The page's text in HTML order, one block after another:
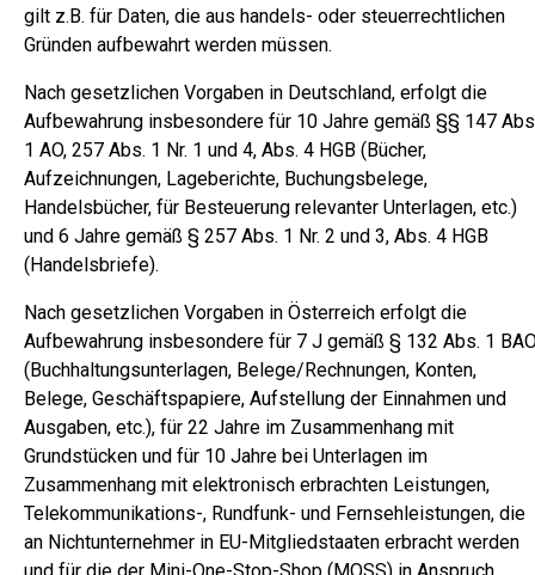
gilt z.B. für Daten, die aus handels- oder steuerrechtlichen
Gründen aufbewahrt werden müssen.
Nach gesetzlichen Vorgaben in Deutschland, erfolgt die
Aufbewahrung insbesondere für 10 Jahre gemäß §§ 147
1 AO, 257 Abs. 1 Nr. 1 und 4, Abs. 4 HGB (Bücher,
Aufzeichnungen, Lageberichte, Buchungsbelege,
Handelsbücher, für Besteuerung relevanter Unterlagen, etc.)
und 6 Jahre gemäß § 257 Abs. 1 Nr. 2 und 3, Abs. 4 HGB
(Handelsbriefe).
Nach gesetzlichen Vorgaben in Österreich erfolgt die
Aufbewahrung insbesondere für 7 J gemäß § 132 Abs. 1
(Buchhaltungsunterlagen, Belege/Rechnungen, Konten,
Belege, Geschäftspapiere, Aufstellung der Einnahmen und
Ausgaben, etc.), für 22 Jahre im Zusammenhang mit
Grundstücken und für 10 Jahre bei Unterlagen im
Zusammenhang mit elektronisch erbrachten Leistungen,
Telekommunikations-, Rundfunk- und Fernsehleistungen, die
an Nichtunternehmer in EU-Mitgliedstaaten erbracht werden